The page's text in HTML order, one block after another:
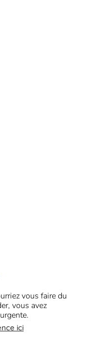
vous faire du
vous avez
ici